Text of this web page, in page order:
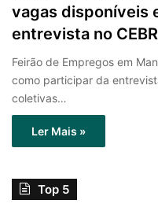
vagas disponíveis
entrevista no
Feirão de Empregos em
como participar da
coletivas…
Ler Mais »
Top 5